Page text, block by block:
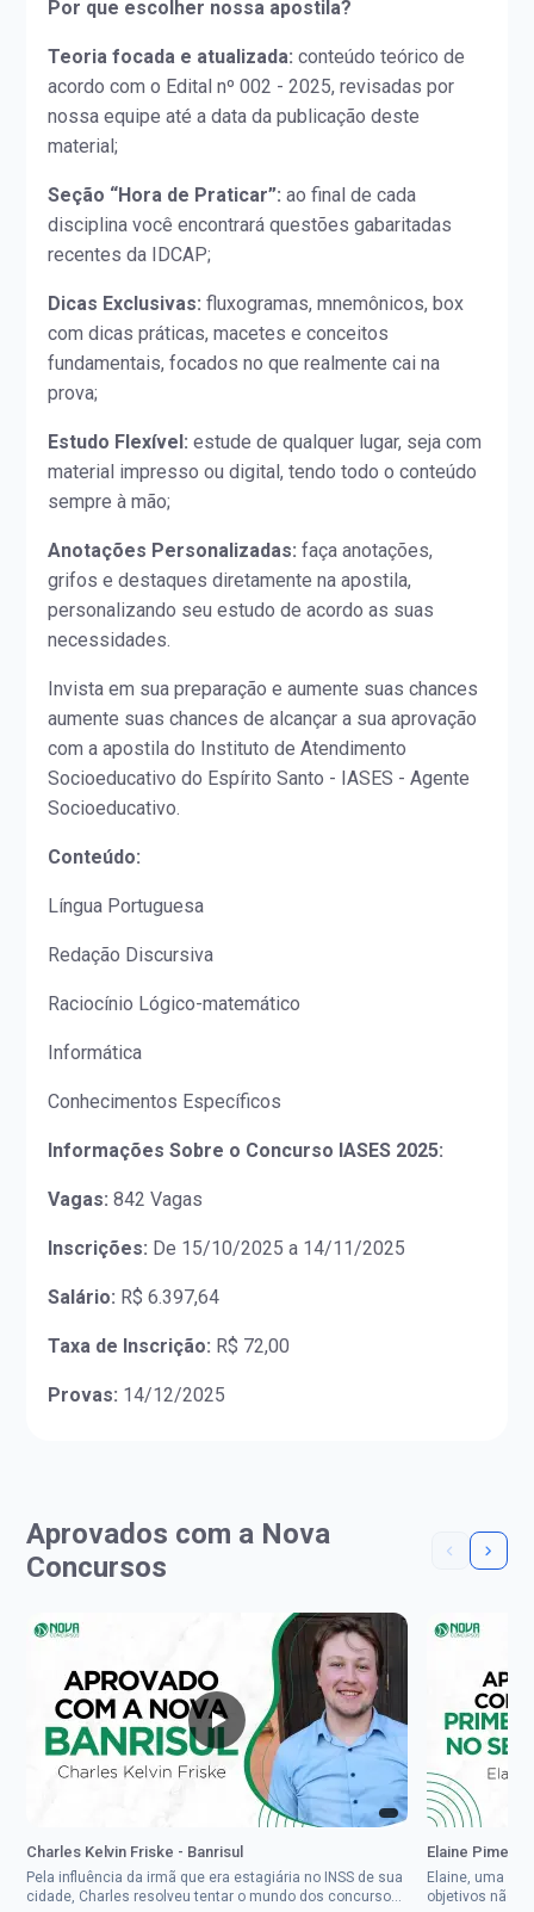
Por que escolher nossa apostila?
Teoria focada e atualizada: conteúdo teórico de
acordo com o Edital nº 002 - 2025, revisadas por
nossa equipe até a data da publicação deste
material;
Seção “Hora de Praticar”: ao final de cada
disciplina você encontrará questões gabaritadas
recentes da IDCAP;
Dicas Exclusivas: fluxogramas, mnemônicos, box
com dicas práticas, macetes e conceitos
fundamentais, focados no que realmente cai na
prova;
Estudo Flexível: estude de qualquer lugar, seja com
material impresso ou digital, tendo todo o conteúdo
sempre à mão;
Anotações Personalizadas: faça anotações,
grifos e destaques diretamente na apostila,
personalizando seu estudo de acordo as suas
necessidades.
Invista em sua preparação e aumente suas chances
aumente suas chances de alcançar a sua aprovação
com a apostila do Instituto de Atendimento
Socioeducativo do Espírito Santo - IASES - Agente
Socioeducativo.
Conteúdo:
Língua Portuguesa
Redação Discursiva
Raciocínio Lógico-matemático
Informática
Conhecimentos Específicos
Informações Sobre o Concurso IASES 2025:
Vagas: 842 Vagas
Inscrições: De 15/10/2025 a 14/11/2025
Salário: R$ 6.397,64
Taxa de Inscrição: R$ 72,00
Provas: 14/12/2025
Aprovados com a Nova
Concursos
Charles Kelvin Friske - Banrisul
Pela influência da irmã que era estagiária no INSS de sua
cidade, Charles resolveu tentar o mundo dos concursos
Elaine
Elaine, uma
objetivos não